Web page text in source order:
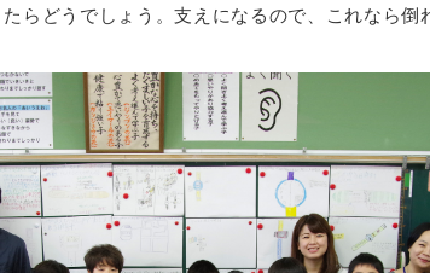
らどうでしょう。支えになるので、これなら倒